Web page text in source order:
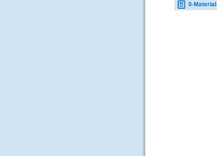
0-Material-